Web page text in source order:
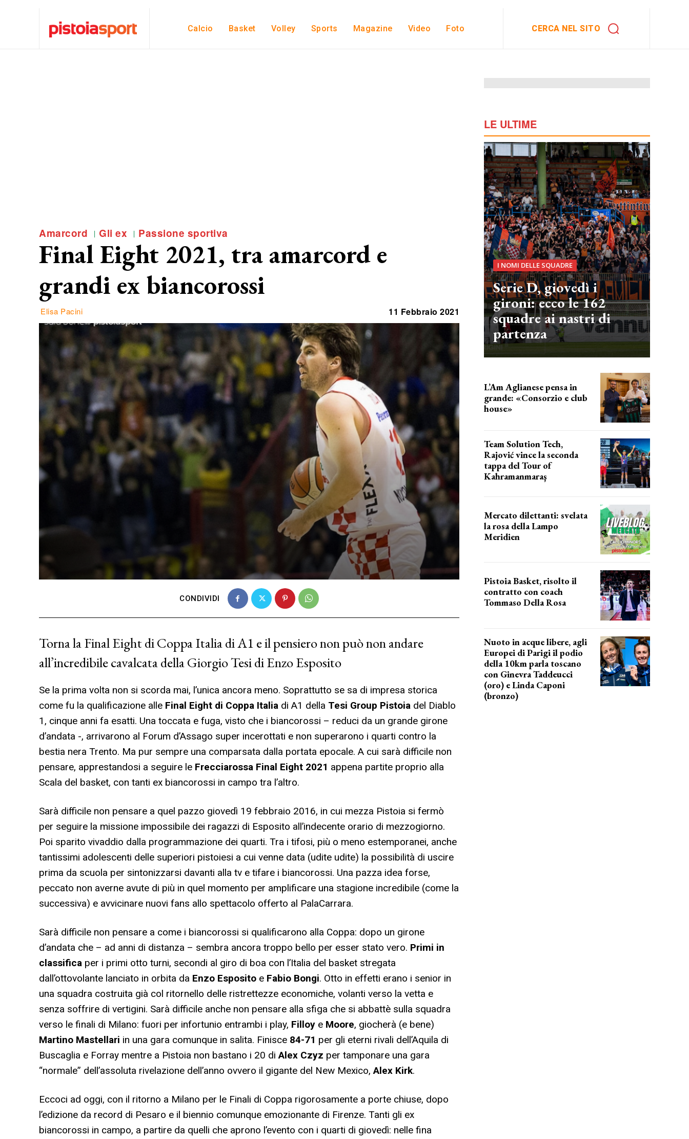
Calcio Basket Volley Sports Magazine Video Foto CERCA NEL SITO
Amarcord Gli ex Passione sportiva
Final Eight 2021, tra amarcord e
grandi ex biancorossi
Elisa Pacini 11 Febbraio 2021
CONDIVIDI
Torna la Final Eight di Coppa Italia di A1 e il pensiero non può non andare
all’incredibile cavalcata della Giorgio Tesi di Enzo Esposito
Se la prima volta non si scorda mai, l’unica ancora meno. Soprattutto se sa di impresa storica
come fu la qualificazione alle Final Eight di Coppa Italia di A1 della Tesi Group Pistoia del Diablo
1, cinque anni fa esatti. Una toccata e fuga, visto che i biancorossi – reduci da un grande girone
d’andata -, arrivarono al Forum d’Assago super incerottati e non superarono i quarti contro la
bestia nera Trento. Ma pur sempre una comparsata dalla portata epocale. A cui sarà difficile non
pensare, apprestandosi a seguire le Frecciarossa Final Eight 2021 appena partite proprio alla
Scala del basket, con tanti ex biancorossi in campo tra l’altro.
Sarà difficile non pensare a quel pazzo giovedì 19 febbraio 2016, in cui mezza Pistoia si fermò
per seguire la missione impossibile dei ragazzi di Esposito all’indecente orario di mezzogiorno.
Poi sparito vivaddio dalla programmazione dei quarti. Tra i tifosi, più o meno estemporanei, anche
tantissimi adolescenti delle superiori pistoiesi a cui venne data (udite udite) la possibilità di uscire
prima da scuola per sintonizzarsi davanti alla tv e tifare i biancorossi. Una pazza idea forse,
peccato non averne avute di più in quel momento per amplificare una stagione incredibile (come la
successiva) e avvicinare nuovi fans allo spettacolo offerto al PalaCarrara.
Sarà difficile non pensare a come i biancorossi si qualificarono alla Coppa: dopo un girone
d’andata che – ad anni di distanza – sembra ancora troppo bello per esser stato vero. Primi in
classifica per i primi otto turni, secondi al giro di boa con l’Italia del basket stregata
dall’ottovolante lanciato in orbita da Enzo Esposito e Fabio Bongi. Otto in effetti erano i senior in
una squadra costruita già col ritornello delle ristrettezze economiche, volanti verso la vetta e
senza soffrire di vertigini. Sarà difficile anche non pensare alla sfiga che si abbattè sulla squadra
verso le finali di Milano: fuori per infortunio entrambi i play, Filloy e Moore, giocherà (e bene)
Martino Mastellari in una gara comunque in salita. Finisce 84-71 per gli eterni rivali dell’Aquila di
Buscaglia e Forray mentre a Pistoia non bastano i 20 diAlex Czyz per tamponare una gara
“normale” dell’assoluta rivelazione dell’anno ovvero il gigante del New Mexico,Alex Kirk.
Eccoci ad oggi, con il ritorno a Milano per le Finali di Coppa rigorosamente a porte chiuse, dopo
l’edizione da record di Pesaro e il biennio comunque emozionante di Firenze. Tanti gli ex
biancorossi in campo, a partire da quelli che aprono l’evento con i quarti di giovedì: nelle fina
LE ULTIME
I NOMI DELLE SQUADRE
Serie D, giovedì i
gironi: ecco le 162
squadre ai nastri di
partenza
L’Am Aglianese pensa in
grande: «Consorzio e club
house»
Team Solution Tech,
Rajović vince la seconda
tappa del Tour of
Kahramanmaraş
Mercato dilettanti: svelata
la rosa della Lampo
Meridien
Pistoia Basket, risolto il
contratto con coach
Tommaso Della Rosa
Nuoto in acque libere, agli
Europei di Parigi il podio
della 10km parla toscano
con Ginevra Taddeucci
(oro) e Linda Caponi
(bronzo)